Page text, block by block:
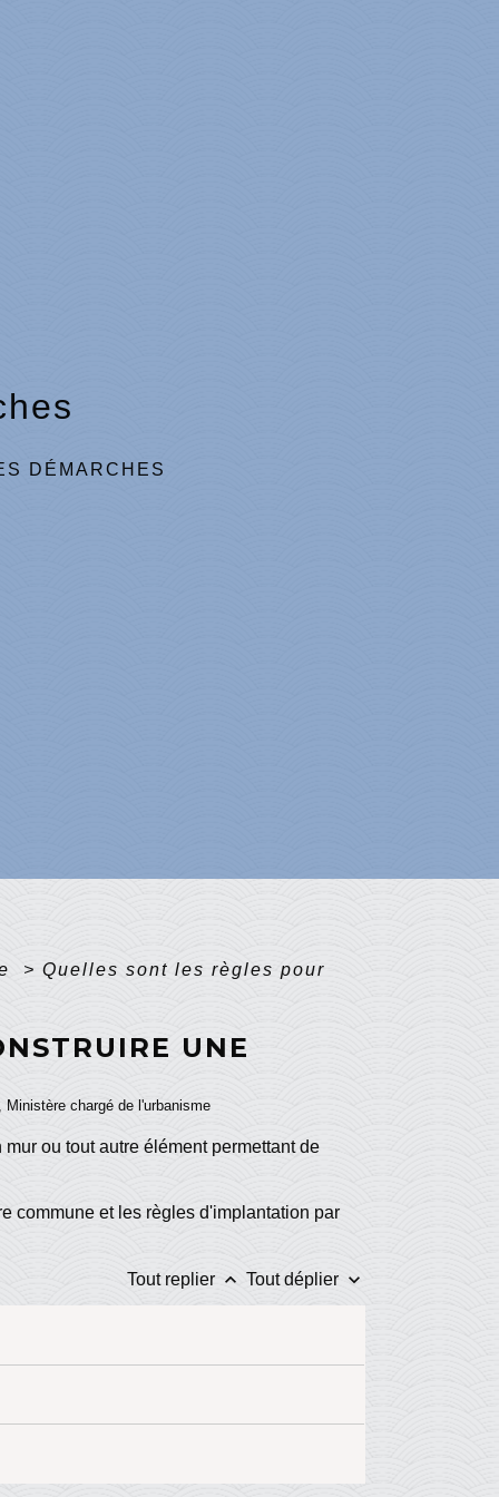
DÉMARCHES
> Quelles sont les règles pour
UNE
chargé de l'urbanisme
ou tout autre élément permettant de
commune et les règles d'implantation par
Tout replier keyboard_arrow_up Tout déplier keyboard_arrow_down